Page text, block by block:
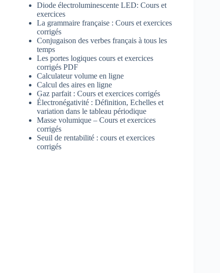
Diode électroluminescente LED: Cours et
exercices
La grammaire française : Cours et exercices
corrigés
Conjugaison des verbes français à tous les
temps
Les portes logiques cours et exercices
corrigés PDF
Calculateur volume en ligne
Calcul des aires en ligne
Gaz parfait : Cours et exercices corrigés
Électronégativité : Définition, Echelles et
variation dans le tableau périodique
Masse volumique – Cours et exercices
corrigés
Seuil de rentabilité : cours et exercices
corrigés